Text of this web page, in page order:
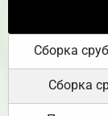
Сборка
Сборка